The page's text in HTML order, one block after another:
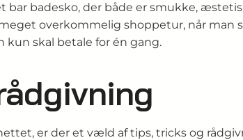
bar badesko, der både er smukke,
overkommelig shoppetur, når man
kun skal betale for én gang.
er der et væld af tips, tricks og